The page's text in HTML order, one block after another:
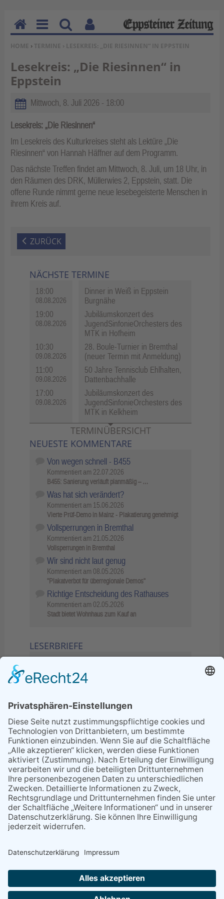
SIE BEFINDEN SICH HIER:
HOME › TERMINE › LESEKREIS: „DIE RIESINNEN“ IN EPPSTEIN
Lesekreis: „Die Riesinnen“ in
Eppstein
Mittwoch, 8. Juli 2026 - 18:00
Lesekreis: „Die Riesinnen“
Im Lesekreis des Kulturkreises steht als Lektüre „Die
Riesinnen“ von Hannah Häffner auf dem Programm.
Das nächste Treffen findet am Mittwoch, 8. Juli, um 18 Uhr, in
den Räumen des DRK, Müllerwies 2, Eppstein, statt. Die
offene Runde nimmt gerne neue lesebegeisterte Menschen in
ihrem Kreis auf.
ZURÜCK
NÄCHSTE TERMINE
18:00
08.08.2026
Dinner in Weiß in Eppstein
Burgnähe
19:00
08.08.2026
Jubiläumskonzert des
JugendSinfonieOrchesters des
MTK in Hofheim
10:30
09.08.2026
28. Boule-Turnier in Bremthal
(neuer Termin mit Anmeldung)
11:00
09.08.2026
50 Jahre Tennisclub Ehlhalten,
Dattenbachhalle
17:00
09.08.2026
Jubiläumskonzert des
JugendSinfonieOrchesters des
MTK in Kelkheim
TERMINÜBERSICHT
NEUESTE KOMMENTARE
Von wegen schnell - B455
Kommentiert am 22.07.2026
B455: Sanierung verläuft planmäßig – …
Was hat sich verändert?
Kommentiert am 15.06.2026
Vierte Prüf-Demo in Mainz - Plakatierung genehmigt
Vollsperrungen in Bremthal
Kommentiert am 21.05.2026
Vollsperrungen in Bremthal
Wir sind nicht laut genug
Kommentiert am 08.05.2026
"Plakatverbot für überregionale Demos"
Richtige Entscheidung des Rathauses
Kommentiert am 02.05.2026
Stadt bietet Wohnhaus zum Kauf an
LESERBRIEFE
Sperrung B455: Kleiner
Grenzverkehr statt weite Wege
21.04.2026
Wenn Bahn-Computer nicht
miteinander kommunizieren
11.03.2026
"Plakatverbot für überregionale
Demos"
04.02.2026
Gelbe Tonne – Ein kleiner Blick
über den Tellerand
04.02.2026
Plastikersparnis durch Nutzung
H
o
m
e
M
en
u
Su
ch
en
Be
nu
tz
erf
kti
en
NACH OBEN